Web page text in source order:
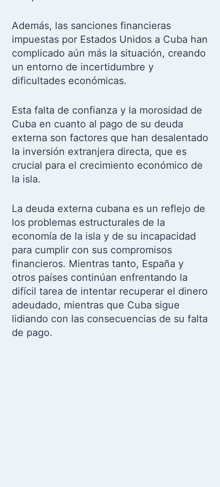
Además, las sanciones financieras
impuestas por Estados Unidos a Cuba han
complicado aún más la situación, creando
un entorno de incertidumbre y
dificultades económicas.
Esta falta de confianza y la morosidad de
Cuba en cuanto al pago de su deuda
externa son factores que han desalentado
la inversión extranjera directa, que es
crucial para el crecimiento económico de
la isla.
La deuda externa cubana es un reflejo de
los problemas estructurales de la
economía de la isla y de su incapacidad
para cumplir con sus compromisos
financieros. Mientras tanto, España y
otros países continúan enfrentando la
difícil tarea de intentar recuperar el dinero
adeudado, mientras que Cuba sigue
lidiando con las consecuencias de su falta
de pago.